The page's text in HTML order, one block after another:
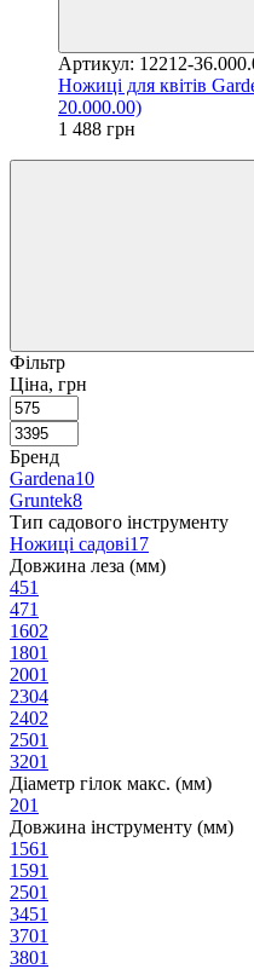
Артикул: 12212-
Ножиці для квітів
20.000.00)
1 488 грн
Фільтр
Ціна, грн
Бренд
Gardena10
Gruntek8
Тип садового інструменту
Ножиці садові17
Довжина леза (мм)
451
471
1602
1801
2001
2304
2402
2501
3201
Діаметр гілок макс. (мм)
201
Довжина інструменту (мм)
1561
1591
2501
3451
3701
3801